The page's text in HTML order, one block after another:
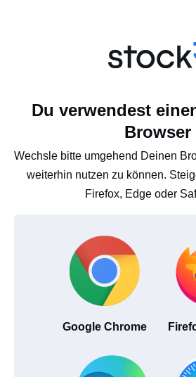
Du verwendest
Browser
Wechsle bitte umgehend Deinen
weiterhin nutzen zu können.
Firefox, Edge oder
Google Chrome